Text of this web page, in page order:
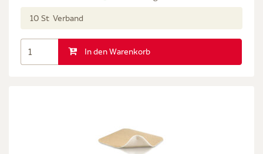
10 St Verband
In den Warenkorb